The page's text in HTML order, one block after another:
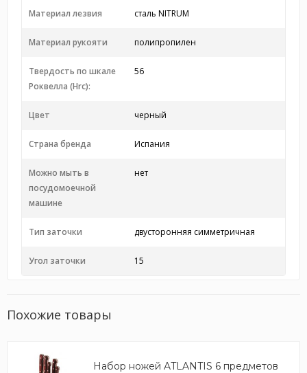
Материал лезвия сталь NITRUM
Материал рукояти полипропилен
Твердость по шкале
Роквелла (Hrc):
56
Цвет черный
Страна бренда Испания
Можно мыть в
посудомоечной
машине
нет
Тип заточки двусторонняя симметричная
Угол заточки 15
Похожие товары
Набор ножей ATLANTIS 6 предметов